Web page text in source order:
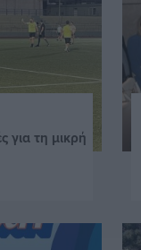
για τη μικρή